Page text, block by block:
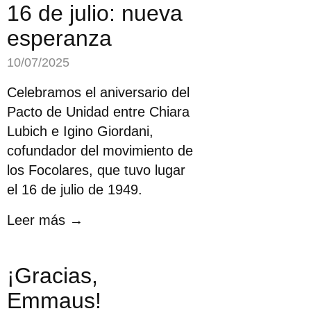
16 de julio: nueva
esperanza
10/07/2025
Celebramos el aniversario del
Pacto de Unidad entre Chiara
Lubich e Igino Giordani,
cofundador del movimiento de
los Focolares, que tuvo lugar
el 16 de julio de 1949.
Leer más →
¡Gracias,
Emmaus!